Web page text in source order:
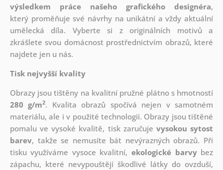
výsledkem práce našeho grafického designéra,
který proměňuje své návrhy na unikátní a vždy aktuální
umělecká díla. Vyberte si z originálních motivů a
zkrášlete svou domácnost prostřednictvím obrazů, které
najdete jen u nás.
Tisk nejvyšší kvality
Obrazy jsou tištěny na kvalitní pružné plátno s hmotností
280 g/m2. Kvalita obrazů spočívá nejen v samotném
materiálu, ale i v použité technologii. Obrazy jsou tištěné
pomalu ve vysoké kvalitě, tisk zaručuje vysokou sytost
barev, takže se nemusíte bát nevýrazných obrazů. Při
tisku využíváme vysoce kvalitní,ekologické barvybez
zápachu, které nevypouštějí škodlivé látky do ovzduší,